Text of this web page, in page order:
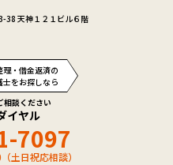
38 天神１２１ビル６階
・借金返済の
をお探しなら
相談ください
イヤル
7097
土日祝応相談）